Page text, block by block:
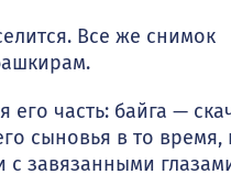
Все же снимок
часть: байга —
сыновья в то время,
с завязанными